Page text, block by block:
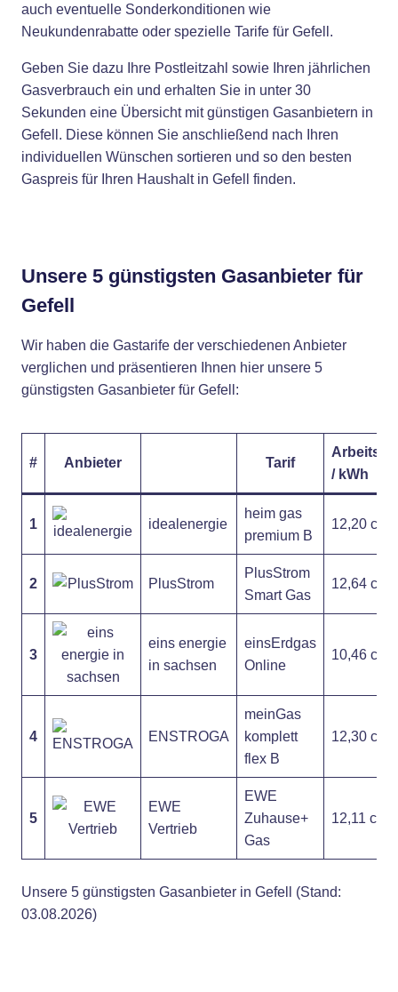
auch eventuelle Sonderkonditionen wie
Neukundenrabatte oder spezielle Tarife für Gefell.
Geben Sie dazu Ihre Postleitzahl sowie Ihren jährlichen
Gasverbrauch ein und erhalten Sie in unter 30
Sekunden eine Übersicht mit günstigen Gasanbietern in
Gefell. Diese können Sie anschließend nach Ihren
individuellen Wünschen sortieren und so den besten
Gaspreis für Ihren Haushalt in Gefell finden.
Unsere 5 günstigsten Gasanbieter für
Gefell
Wir haben die Gastarife der verschiedenen Anbieter
verglichen und präsentieren Ihnen hier unsere 5
günstigsten Gasanbieter für Gefell:
# Anbieter Tarif
/ kWh
1 idealenergie
heim gas
premium B
12,20 ct
2 PlusStrom
PlusStrom
Smart Gas
12,64 ct
3
eins energie
in sachsen
einsErdgas
Online
10,46 ct
4 ENSTROGA
meinGas
komplett
flex B
12,30 ct
5
EWE
Vertrieb
EWE
Zuhause+
Gas
12,11 ct
Unsere 5 günstigsten Gasanbieter in Gefell (Stand:
03.08.2026)